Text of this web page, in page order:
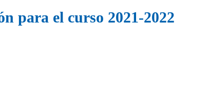
para el curso 2021-2022